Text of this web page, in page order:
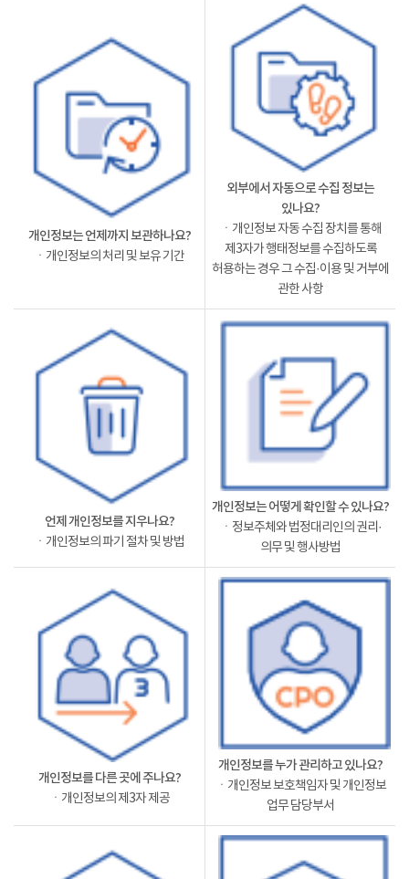
개인정보는 언제까지 보관하나요?
ㆍ개인정보의 처리 및 보유 기간
외부에서 자동으로 수집 정보는
있나요?
ㆍ개인정보 자동 수집 장치를 통해
제3자가 행태정보를 수집하도록
허용하는 경우 그 수집·이용 및 거부에
관한 사항
언제 개인정보를 지우나요?
ㆍ개인정보의 파기 절차 및 방법
개인정보는 어떻게 확인할 수 있나요?
ㆍ정보주체와 법정대리인의 권리·
의무 및 행사방법
개인정보를 다른 곳에 주나요?
ㆍ개인정보의 제3자 제공
개인정보를 누가 관리하고 있나요?
ㆍ개인정보 보호책임자 및 개인정보
업무 담당부서